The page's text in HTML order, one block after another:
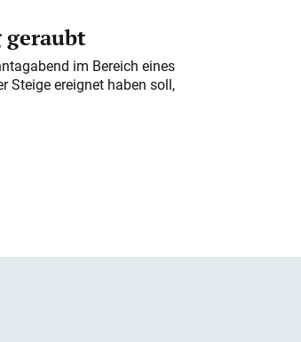
geraubt
im Bereich eines
Steige ereignet haben soll,